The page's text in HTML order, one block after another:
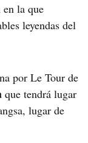
la que
leyendas del
por Le Tour de
que tendrá lugar
lugar de